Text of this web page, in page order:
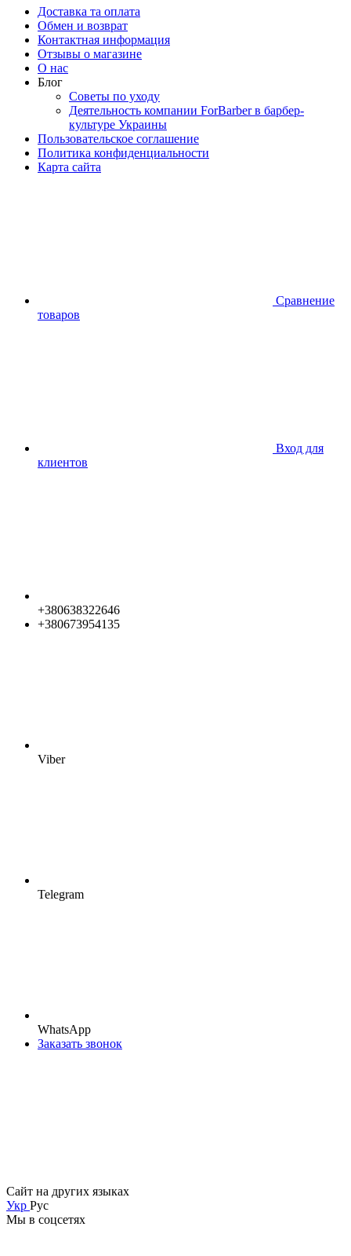
Доставка та оплата
Обмен и возврат
Контактная информация
Отзывы о магазине
О нас
Блог
Советы по уходу
Деятельность компании ForBarber в барбер-
культуре Украины
Пользовательское соглашение
Политика конфиденциальности
Карта сайта
Сравнение
товаров
Вход для
клиентов
+380638322646
+380673954135
Viber
Telegram
WhatsApp
Заказать звонок
Сайт на других языках
Укр Рус
Мы в соцсетях